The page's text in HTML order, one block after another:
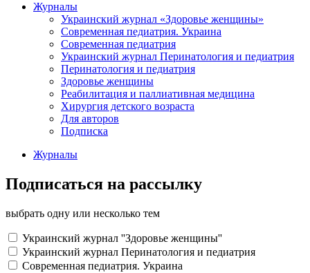
Журналы
Украинский журнал «Здоровье женщины»
Современная педиатрия. Украина
Современная педиатрия
Украинский журнал Перинатология и педиатрия
Перинатология и педиатрия
Здоровье женщины
Реабилитация и паллиативная медицина
Хирургия детского возраста
Для авторов
Подписка
Журналы
Подписаться на рассылку
выбрать одну или несколько тем
Украинский журнал ''Здоровье женщины''
Украинский журнал Перинатология и педиатрия
Современная педиатрия. Украина